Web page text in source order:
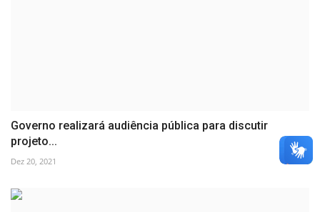
Governo realizará audiência pública para discutir
projeto...
Dez 20, 2021